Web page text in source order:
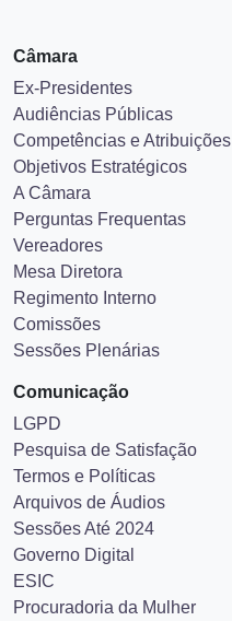
Câmara
Ex-Presidentes
Audiências Públicas
Competências e Atribuições
Objetivos Estratégicos
A Câmara
Perguntas Frequentas
Vereadores
Mesa Diretora
Regimento Interno
Comissões
Sessões Plenárias
Comunicação
LGPD
Pesquisa de Satisfação
Termos e Políticas
Arquivos de Áudios
Sessões Até 2024
Governo Digital
ESIC
Procuradoria da Mulher